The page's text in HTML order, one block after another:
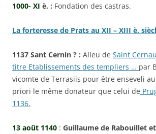
1000- XI è. : Fondation des castras.
La forteresse de Prats au XII – XIII è.
1137 Sant Cernin ? : Alleu de Saint
titre Etablissements des templiers … par
vicomte de Terrasiis pour être enseveli au
priori le même donateur que celui de
1136.
13 août 1140 : Guillaume de Rabouillet